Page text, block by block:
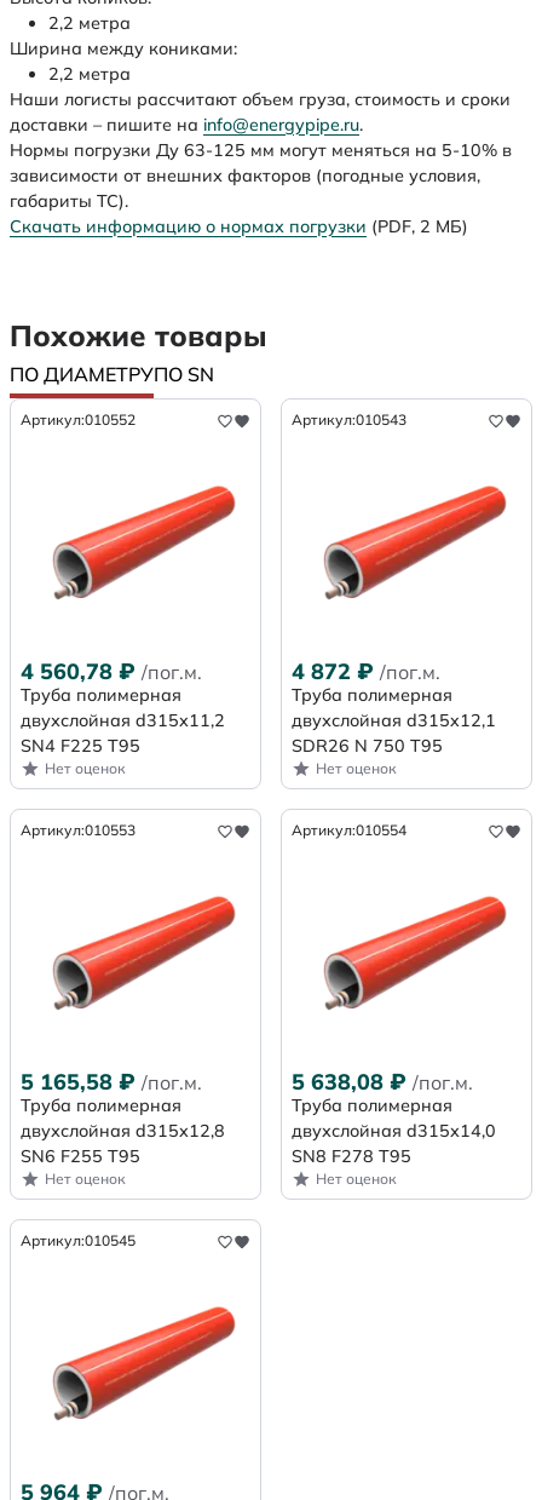
2,2 метра
Ширина между кониками:
2,2 метра
Наши логисты рассчитают объем груза, стоимость и сроки
доставки – пишите на info@energypipe.ru.
Нормы погрузки Ду 63-125 мм могут меняться на 5-10% в
зависимости от внешних факторов (погодные условия,
габариты ТС).
Скачать информацию о нормах погрузки (PDF, 2 МБ)
Похожие товары
ПО ДИАМЕТРУПО SN
Артикул:010552
4 560,78 ₽ /пог.м.
Труба полимерная
двухслойная d315х11,2
SN4 F225 Т95
Нет оценок
Артикул:010543
4 872 ₽ /пог.м.
Труба полимерная
двухслойная d315x12,1
SDR26 N 750 Т95
Нет оценок
Артикул:010553
5 165,58 ₽ /пог.м.
Труба полимерная
двухслойная d315х12,8
SN6 F255 Т95
Нет оценок
Артикул:010554
5 638,08 ₽ /пог.м.
Труба полимерная
двухслойная d315х14,0
SN8 F278 Т95
Нет оценок
Артикул:010545
5 964 ₽ /пог.м.